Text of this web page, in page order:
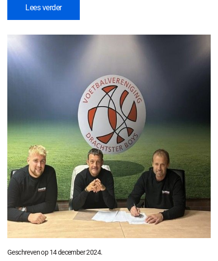
Lees verder
Geschreven op14 december 2024.